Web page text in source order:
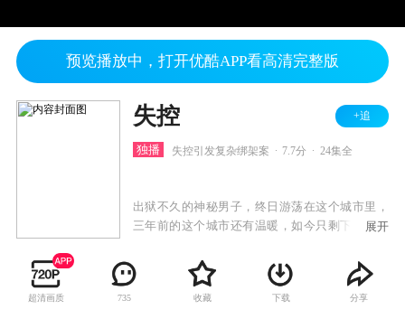
预览播放中，打开优酷APP看高清完整版
失控 +追
独播 失控引发复杂绑架案 7.7分 24集全
出狱不久的神秘男子，终日游荡在这个城市里，
三年前的这个城市还有温暖，如今只剩下了恨，
然后杀掉那个毁灭他生活的人。血液病医生林萧
峰，保险推销员纪凡，两人人生轨迹本无交集，
但因为同样的问题生生的撞在了一起，他们都需
展开
超清画质 735 收藏 下载 分享